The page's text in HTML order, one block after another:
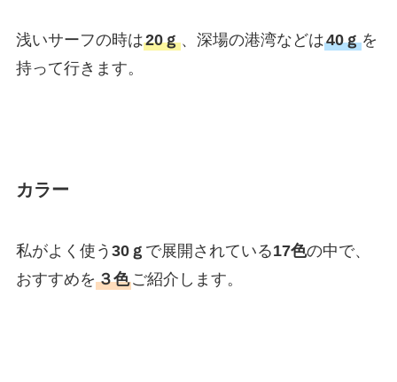
浅いサーフの時は20ｇ、深場の港湾などは40ｇを
持って行きます。
カラー
私がよく使う 30ｇ で展開されている17色の中で、
おすすめを３色ご紹介します。